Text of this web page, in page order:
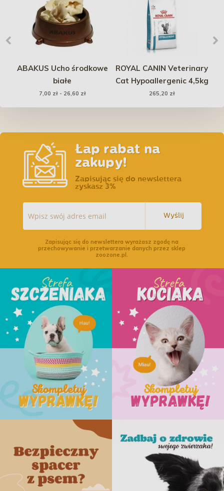
ABAKUS Ucho środkowe
białe
7,00 zł - 26,60 zł
ROYAL CANIN Veterinary
Cat Hypoallergenic 4,5kg
265,20 zł
Łap rabat na
zakupy!
Zapisując się do newslettera
zyskasz 3%
Wyślij
Zapisując się do newslettera wyrażasz zgodę na
przechowywanie i przetwarzanie danych przez sklep
zoozone.pl.